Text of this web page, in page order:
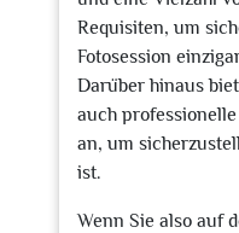
Requisiten, um
Fotosession
Darüber hinaus
auch
an, um
ist.
Wenn Sie also auf